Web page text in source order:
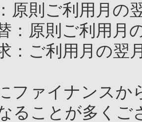
原則ご利用月の
：原則ご利用月
：ご利用月の翌
ファイナンスか
ることが多くご